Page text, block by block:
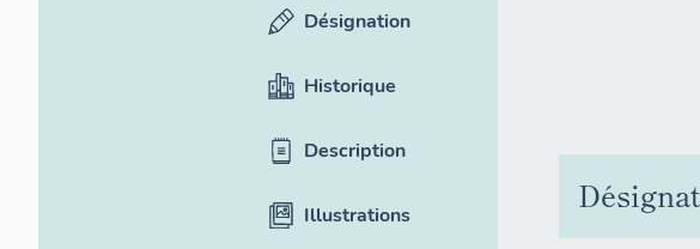
Désignation
Historique
Description
Illustrations